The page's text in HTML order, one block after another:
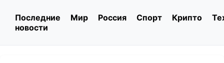
Последние
новости
Мир Россия Спорт Крипто